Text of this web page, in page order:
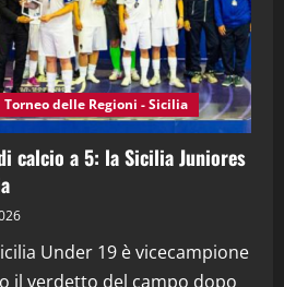
in Podcast Sport News
in Podcast: 27^ Puntata
14 Aprile 2026)
2026
in Podcast
in Podcast: 26^ Puntata
2026
Torneo delle Regioni - Sicilia
calcio a 5: la Sicilia Juniores
Under 19 è vicecampione
il verdetto del campo dopo